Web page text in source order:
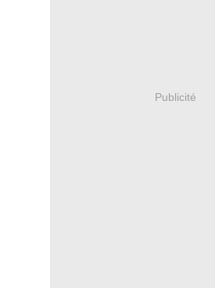
Publicité